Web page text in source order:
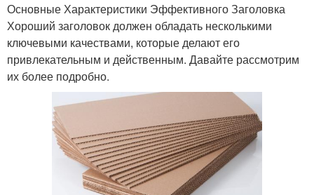
Основные Характеристики Эффективного Заголовка
Хороший заголовок должен обладать несколькими
ключевыми качествами, которые делают его
привлекательным и действенным. Давайте рассмотрим
их более подробно.